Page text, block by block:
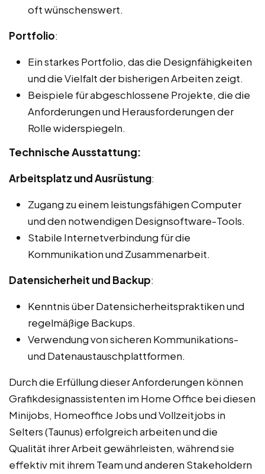
oft wünschenswert.
Portfolio:
Ein starkes Portfolio, das die Designfähigkeiten
und die Vielfalt der bisherigen Arbeiten zeigt.
Beispiele für abgeschlossene Projekte, die die
Anforderungen und Herausforderungen der
Rolle widerspiegeln.
Technische Ausstattung:
Arbeitsplatz und Ausrüstung:
Zugang zu einem leistungsfähigen Computer
und den notwendigen Designsoftware-Tools.
Stabile Internetverbindung für die
Kommunikation und Zusammenarbeit.
Datensicherheit und Backup:
Kenntnis über Datensicherheitspraktiken und
regelmäßige Backups.
Verwendung von sicheren Kommunikations-
und Datenaustauschplattformen.
Durch die Erfüllung dieser Anforderungen können
Grafikdesignassistenten im Home Office bei diesen
Minijobs, Homeoffice Jobs und Vollzeitjobs in
Selters (Taunus) erfolgreich arbeiten und die
Qualität ihrer Arbeit gewährleisten, während sie
effektiv mit ihrem Team und anderen Stakeholdern